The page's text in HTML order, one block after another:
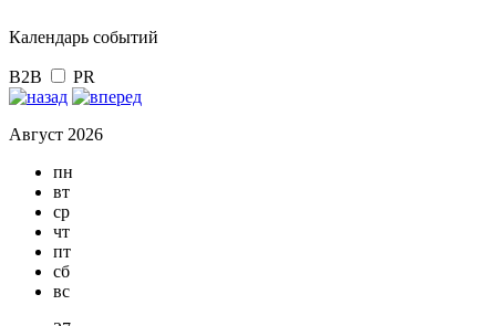
Календарь событий
B2B PR
Август 2026
пн
вт
ср
чт
пт
сб
вс